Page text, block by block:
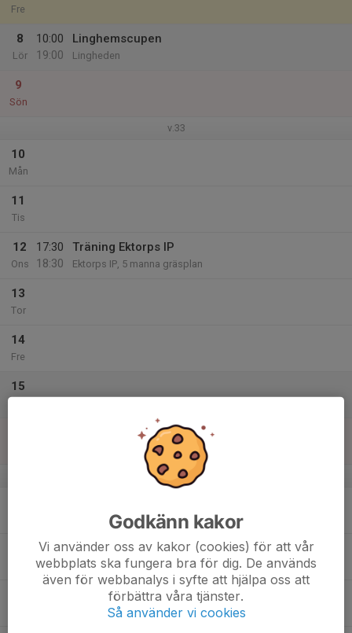
Fre
8
Lör
10:00
19:00
Linghemscupen
Lingheden
9
Sön
v.33
10
Mån
11
Tis
12
Ons
17:30
18:30
Träning Ektorps IP
Ektorps IP, 5 manna gräsplan
13
Tor
14
Fre
15
v.34
Träning Ektorps IP
Ektorps IP, 5 manna gräsplan
Godkänn kakor
Vi använder oss av kakor (cookies) för att vår
webbplats ska fungera bra för dig. De används
även för webbanalys i syfte att hjälpa oss att
förbättra våra tjänster.
Så använder vi cookies